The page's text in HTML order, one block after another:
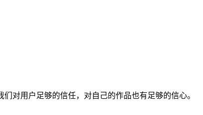
对用户足够的信任，对自己的作品也有足够的信心。